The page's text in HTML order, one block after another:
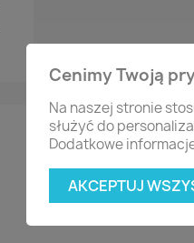
Cenimy Twoją
Na naszej stronie
służyć do
Dodatkowe
AKCEPTUJ